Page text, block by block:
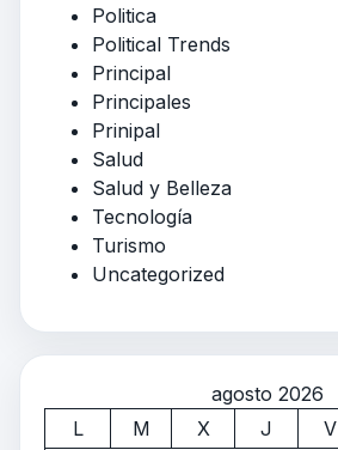
Politica
Political Trends
Principal
Principales
Prinipal
Salud
Salud y Belleza
Tecnología
Turismo
Uncategorized
agosto 2026
L
M X J V